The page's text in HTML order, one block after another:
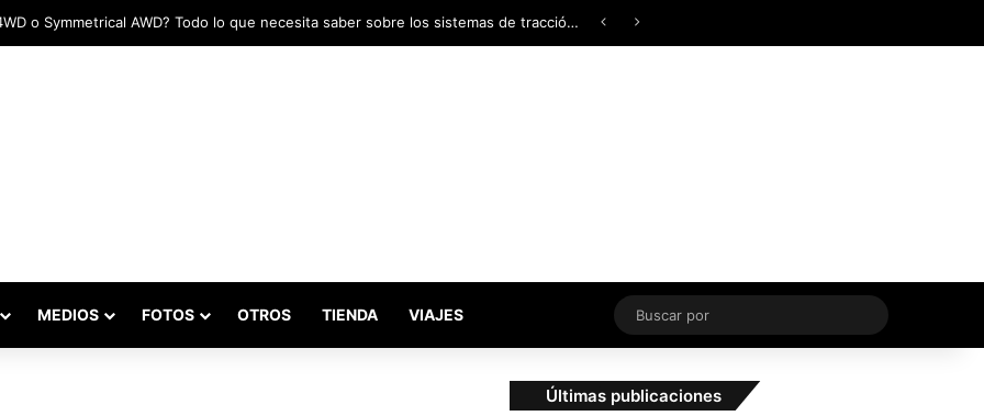
¿AWD, 4WD o Symmetrical AWD? Todo lo que necesita saber sobre los sistemas de tracción integral
MEDIOS FOTOS OTROS TIENDA VIAJES
Buscar
por
Últimas publicaciones